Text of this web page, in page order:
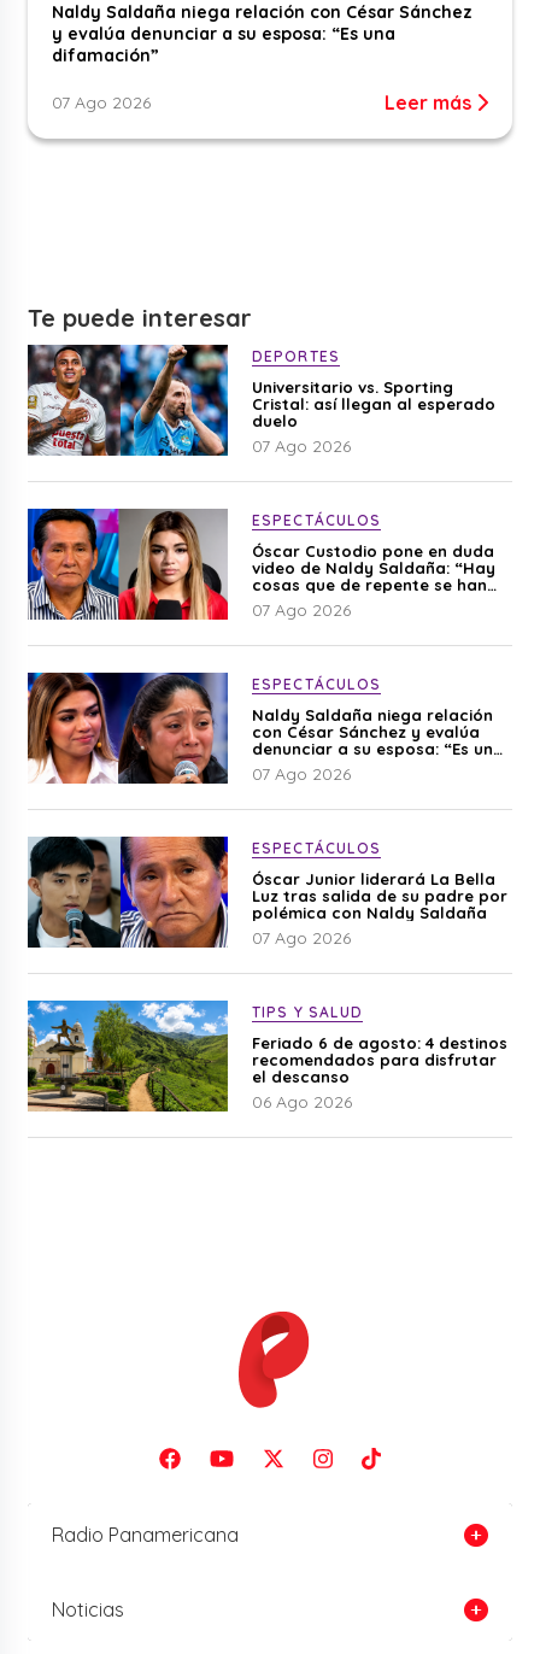
Naldy Saldaña niega relación con César Sánchez
y evalúa denunciar a su esposa: “Es una
difamación”
07 Ago 2026 Leer más
Te puede interesar
DEPORTES
Universitario vs. Sporting
Cristal: así llegan al esperado
duelo
07 Ago 2026
ESPECTÁCULOS
Óscar Custodio pone en duda
video de Naldy Saldaña: “Hay
cosas que de repente se han
editado”
07 Ago 2026
ESPECTÁCULOS
Naldy Saldaña niega relación
con César Sánchez y evalúa
denunciar a su esposa: “Es una
difamación”
07 Ago 2026
ESPECTÁCULOS
Óscar Junior liderará La Bella
Luz tras salida de su padre por
polémica con Naldy Saldaña
07 Ago 2026
TIPS Y SALUD
Feriado 6 de agosto: 4 destinos
recomendados para disfrutar
el descanso
06 Ago 2026
Radio Panamericana
Noticias